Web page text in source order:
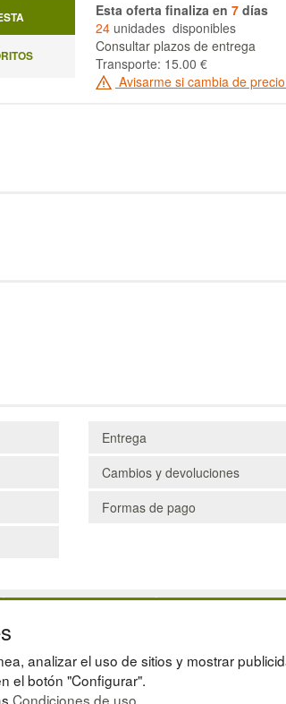
Esta oferta finaliza en 7días
24unidades disponibles
Consultar plazos de entrega
Transporte: 15.00 €
Avisarme si cambia de
Entrega
Cambios y devoluciones
Formas de pago
MANUTENCIÓN
GESTIÓN DE RESIDUOS
LIQUIDACIÓN Y
LOTES DE NAVIDAD
analizar el uso de sitios y mostrar
el botón "Configurar".
Condiciones de uso